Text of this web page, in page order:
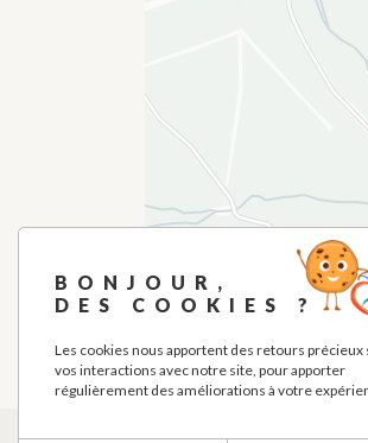
BONJOUR,
DES COOKIES ?
Les cookies nous apportent des retours précieux
vos interactions avec notre site, pour apporter
régulièrement des améliorations à votre